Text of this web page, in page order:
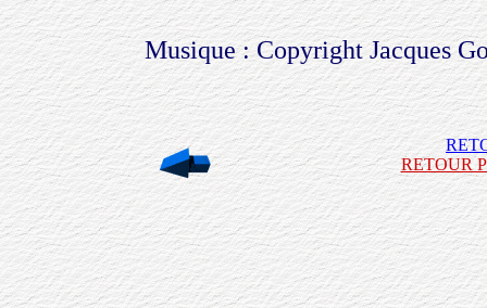
Musique : Copyright Jacques
RETOUR